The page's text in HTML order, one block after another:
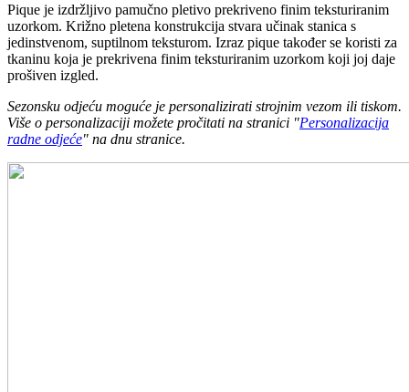
Pique je izdržljivo pamučno pletivo prekriveno finim teksturiranim
uzorkom. Križno pletena konstrukcija stvara učinak stanica s
jedinstvenom, suptilnom teksturom. Izraz pique također se koristi za
tkaninu koja je prekrivena finim teksturiranim uzorkom koji joj daje
prošiven izgled.
Sezonsku odjeću moguće je personalizirati strojnim vezom ili tiskom.
Više o personalizaciji možete pročitati na stranici "Personalizacija
radne odjeće" na dnu stranice.